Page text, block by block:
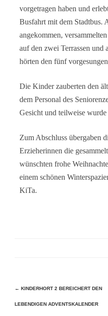
vorgetragen haben und
Busfahrt mit dem Stadtbus.
angekommen,
auf den zwei Terrassen und
hörten den fünf
Die Kinder zauberten den
dem Personal des
Gesicht und teilweise wurde
Zum Abschluss übergaben
Erzieherinnen die
wünschten frohe
einem schönen
KiTa.
Beitragsnavigation
← KINDERHORT 2 BEREICHERT DEN
LEBENDIGEN ADVENTSKALENDER